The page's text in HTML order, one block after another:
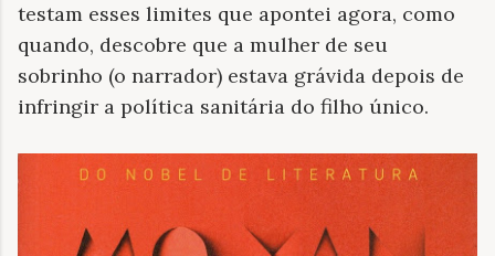
testam esses limites que apontei agora, como
quando, descobre que a mulher de seu
sobrinho (o narrador) estava grávida depois de
infringir a política sanitária do filho único.